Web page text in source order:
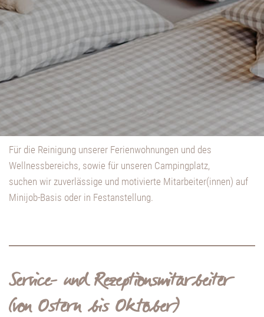
Wir suchen Dich!
Reinigungskraft (ganzjährig)
Für die Reinigung unserer Ferienwohnungen und des
Wellnessbereichs, sowie für unseren Campingplatz,
suchen wir zuverlässige und motivierte Mitarbeiter(innen) auf
Minijob-Basis oder in Festanstellung.
Service- und Rezeptionsmitarbeiter
(von Ostern bis Oktober)